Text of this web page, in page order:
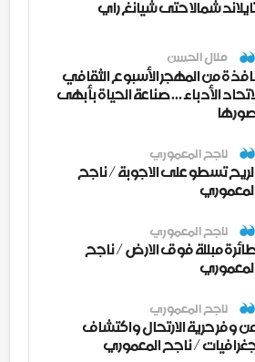
شمالا حتى شيانغ راي
منال الحسن
من المهجر الأسبوع الثقافي
الأدباء ... صناعة الحياة بأبهى
ناجح المعموري
تسطو على الاجوبة / ناجح
ناجح المعموري
مبللة فوق الارض / ناجح
ناجح المعموري
وفر حرية الارتحال واكتشاف
/ ناجح المعموري